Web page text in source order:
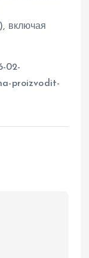
включая
02-
proizvodit-